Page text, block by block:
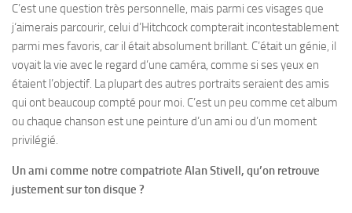
C’est une question très personnelle, mais parmi ces visages que
j‘aimerais parcourir, celui d’Hitchcock compterait incontestablement
parmi mes favoris, car il était absolument brillant. C’était un génie, il
voyait la vie avec le regard d’une caméra, comme si ses yeux en
étaient l’objectif. La plupart des autres portraits seraient des amis
qui ont beaucoup compté pour moi. C’est un peu comme cet album
ou chaque chanson est une peinture d’un ami ou d’un moment
privilégié.
Un ami comme notre compatriote Alan Stivell, qu’on retrouve
justement sur ton disque ?